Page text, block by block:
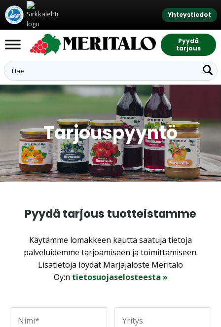
Yhteystiedot
Pyydä
tarjous
Tarjouspyyntö
Pyydä tarjous tuotteistamme
Käytämme lomakkeen kautta saatuja tietoja
palveluidemme tarjoamiseen ja toimittamiseen.
Lisätietoja löydät Marjajaloste Meritalo
Oy:n tietosuojaselosteesta »